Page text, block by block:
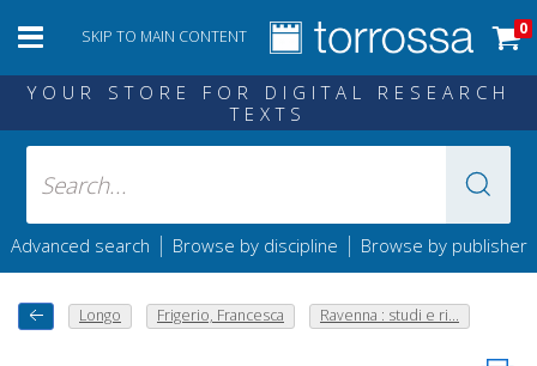
SKIP TO MAIN CONTENT 0
YOUR STORE FOR DIGITAL RESEARCH
TEXTS
Advanced search | Browse by discipline | Browse by publisher
Longo Frigerio, Francesca Ravenna : studi e ri...